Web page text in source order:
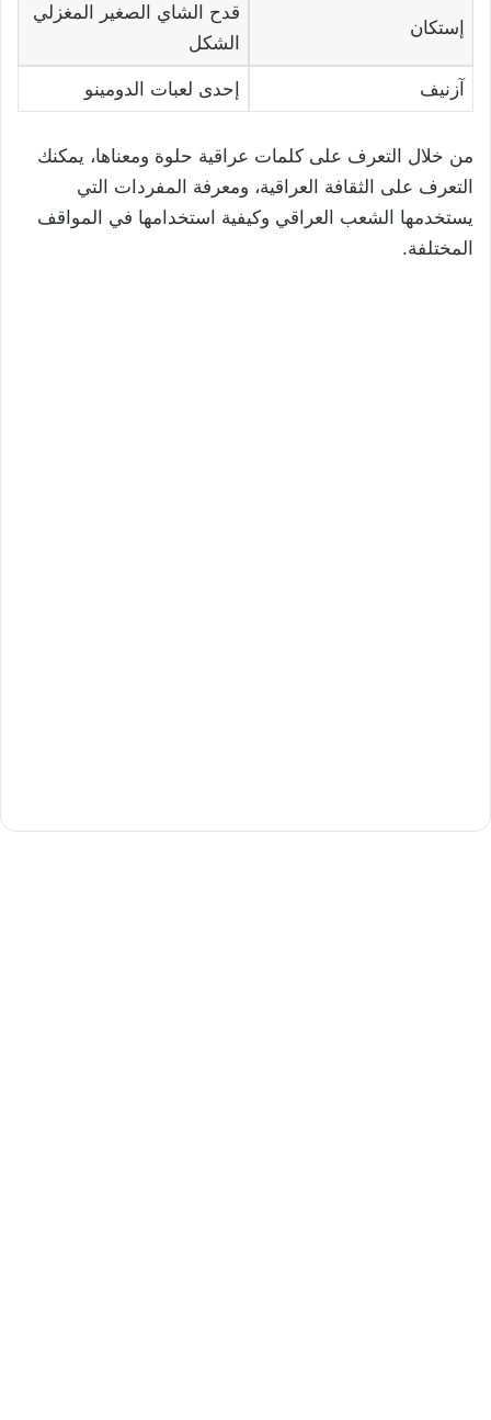
إستكان
قدح الشاي الصغير المغزلي
الشكل
آزنيف إحدى لعبات الدومينو
من خلال التعرف على كلمات عراقية حلوة ومعناها، يمكنك
التعرف على الثقافة العراقية، ومعرفة المفردات التي
يستخدمها الشعب العراقي وكيفية استخدامها في المواقف
المختلفة.